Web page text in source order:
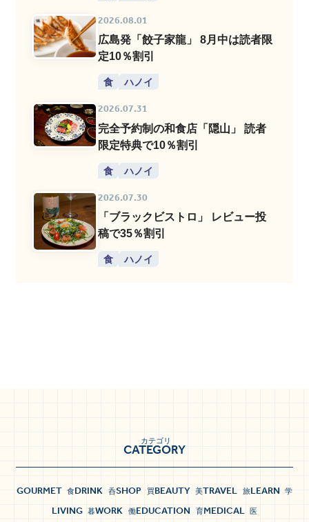
2026.08.01
広島発「餃子家龍」 8月中は読者限
定10％割引
食 ハノイ
2026.07.31
完全予約制の和食店「隠山」 読者
限定特典で10％割引
食 ハノイ
2026.07.30
「ブラックビストロ」 レビュー投
稿で35％割引
食 ハノイ
CATEGORY
カテゴリ
GOURMET 食DRINK 呑SHOP 買BEAUTY 美TRAVEL 旅LEARN 学
LIVING 暮WORK 働EDUCATION 育MEDICAL 医